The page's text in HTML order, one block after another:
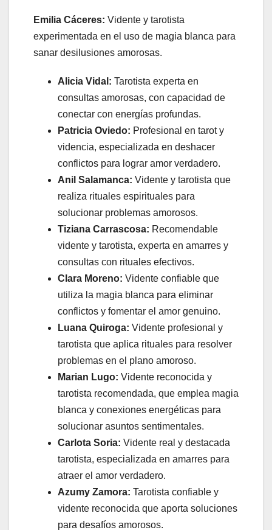
Emilia Cáceres: Vidente y tarotista
experimentada en el uso de magia blanca para
sanar desilusiones amorosas.
Alicia Vidal: Tarotista experta en
consultas amorosas, con capacidad de
conectar con energías profundas.
Patricia Oviedo: Profesional en tarot y
videncia, especializada en deshacer
conflictos para lograr amor verdadero.
Anil Salamanca: Vidente y tarotista que
realiza rituales espirituales para
solucionar problemas amorosos.
Tiziana Carrascosa: Recomendable
vidente y tarotista, experta en amarres y
consultas con rituales efectivos.
Clara Moreno: Vidente confiable que
utiliza la magia blanca para eliminar
conflictos y fomentar el amor genuino.
Luana Quiroga: Vidente profesional y
tarotista que aplica rituales para resolver
problemas en el plano amoroso.
Marian Lugo: Vidente reconocida y
tarotista recomendada, que emplea magia
blanca y conexiones energéticas para
solucionar asuntos sentimentales.
Carlota Soria: Vidente real y destacada
tarotista, especializada en amarres para
atraer el amor verdadero.
Azumy Zamora: Tarotista confiable y
vidente reconocida que aporta soluciones
para desafíos amorosos.